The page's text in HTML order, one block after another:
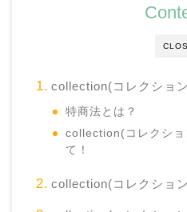
collection(コレクショ
特商法とは？
collection(コレクショ
て！
collection(コレクショ